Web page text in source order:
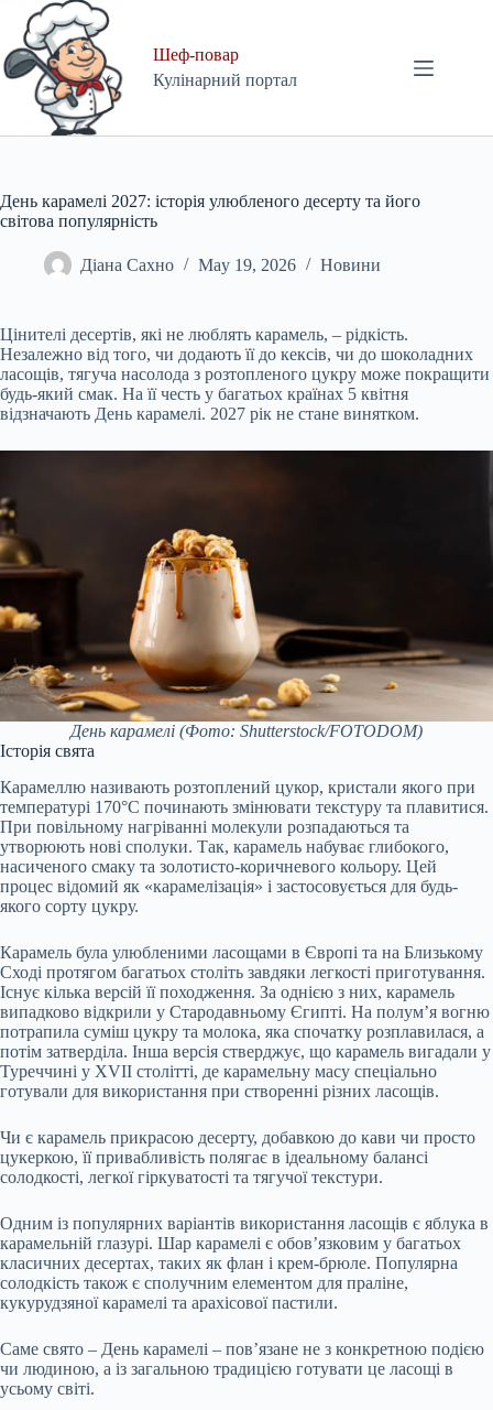
content
Шеф-повар
Кулінарний портал
День карамелі 2027: історія улюбленого десерту та його
світова популярність
Діана Сахно May 19, 2026 Новини
Цінителі десертів, які не люблять карамель, – рідкість.
Незалежно від того, чи додають її до кексів, чи до шоколадних
ласощів, тягуча насолода з розтопленого цукру може покращити
будь-який смак. На її честь у багатьох країнах 5 квітня
відзначають День карамелі. 2027 рік не стане винятком.
День карамелі (Фото: Shutterstock/FOTODOM)
Історія свята
Карамеллю називають розтоплений цукор, кристали якого при
температурі 170°C починають змінювати текстуру та плавитися.
При повільному нагріванні молекули розпадаються та
утворюють нові сполуки. Так, карамель набуває глибокого,
насиченого смаку та золотисто-коричневого кольору. Цей
процес відомий як «карамелізація» і застосовується для будь-
якого сорту цукру.
Карамель була улюбленими ласощами в Європі та на Близькому
Сході протягом багатьох століть завдяки легкості приготування.
Існує кілька версій її походження. За однією з них, карамель
випадково відкрили у Стародавньому Єгипті. На полум’я вогню
потрапила суміш цукру та молока, яка спочатку розплавилася, а
потім затверділа. Інша версія стверджує, що карамель вигадали у
Туреччині у XVII столітті, де карамельну масу спеціально
готували для використання при створенні різних ласощів.
Чи є карамель прикрасою десерту, добавкою до кави чи просто
цукеркою, її привабливість полягає в ідеальному балансі
солодкості, легкої гіркуватості та тягучої текстури.
Одним із популярних варіантів використання ласощів є яблука в
карамельній глазурі. Шар карамелі є обов’язковим у багатьох
класичних десертах, таких як флан і крем-брюле. Популярна
солодкість також є сполучним елементом для праліне,
кукурудзяної карамелі та арахісової пастили.
Саме свято – День карамелі – пов’язане не з конкретною подією
чи людиною, а із загальною традицією готувати це ласощі в
усьому світі.